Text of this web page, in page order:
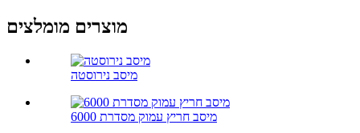
מוצרים מומלצים
מיסב נירוסטה
מיסב חריץ עמוק מסדרת 6000